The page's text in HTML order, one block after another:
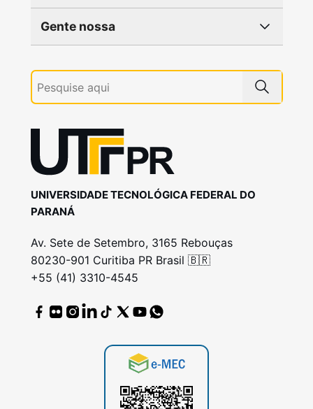
Gente nossa
UNIVERSIDADE TECNOLÓGICA FEDERAL DO
PARANÁ
Av. Sete de Setembro, 3165 Rebouças
80230-901 Curitiba PR Brasil 🇧🇷
+55 (41) 3310-4545